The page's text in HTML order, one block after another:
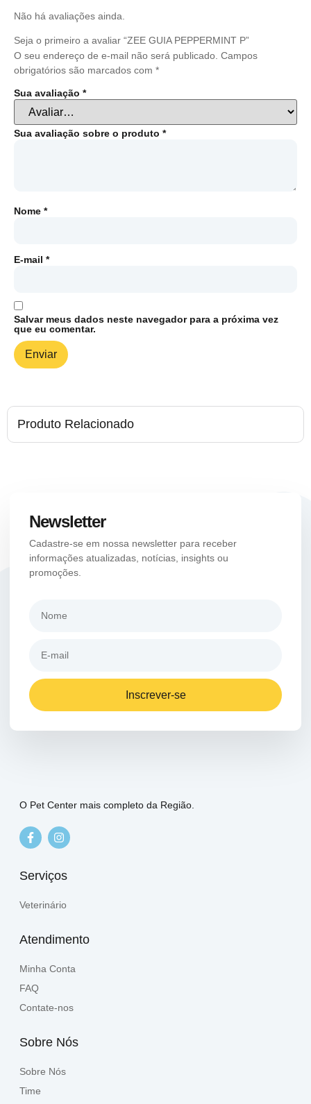
Produto Relacionado
Não há avaliações ainda.
Seja o primeiro a avaliar “ZEE GUIA PEPPERMINT P”
O seu endereço de e-mail não será publicado. Campos
obrigatórios são marcados com *
Sua avaliação *
Sua avaliação sobre o produto *
Nome *
E-mail *
Salvar meus dados neste navegador para a próxima vez
que eu comentar.
Newsletter
Cadastre-se em nossa newsletter para receber
informações atualizadas, notícias, insights ou
promoções.
Inscrever-se
O Pet Center mais completo da Região.
Serviços
Veterinário
Atendimento
Minha Conta
FAQ
Contate-nos
Sobre Nós
Sobre Nós
Time